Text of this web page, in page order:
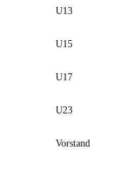
U13
U15
U17
U23
Vorstand